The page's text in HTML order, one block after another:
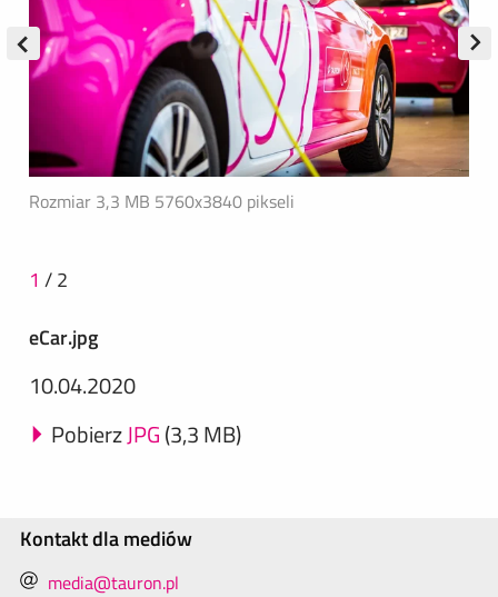
Rozmiar 3,3 MB 5760x3840 pikseli
1 /2
eCar.jpg
10.04.2020
PobierzJPG(3,3 MB)
Kontakt dla mediów
media@tauron.pl